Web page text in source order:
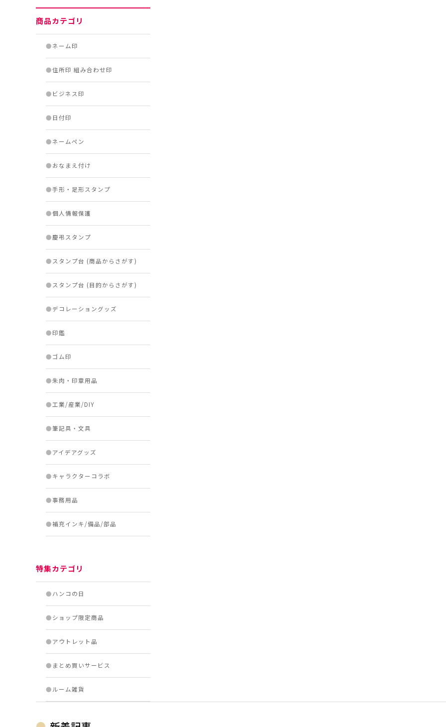
商品カテゴリ
●ネーム印
●住所印 組み合わせ印
●ビジネス印
●日付印
●ネームペン
●おなまえ付け
●手形・足形スタンプ
●個人情報保護
●慶弔スタンプ
● スタンプ台 (商品からさがす)
● スタンプ台 (目的からさがす)
●デコレーショングッズ
●印鑑
●ゴム印
●朱肉・印章用品
●工業/産業/DIY
●筆記具・文具
●アイデアグッズ
●キャラクターコラボ
●事務用品
●補充インキ/備品/部品
特集カテゴリ
●ハンコの日
●ショップ限定商品
●アウトレット品
● まとめ買いサービス
●ルーム雑貨